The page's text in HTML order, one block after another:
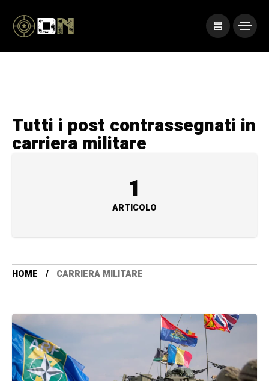
Tutti i post contrassegnati in
carriera militare
1
ARTICOLO
HOME CARRIERA MILITARE